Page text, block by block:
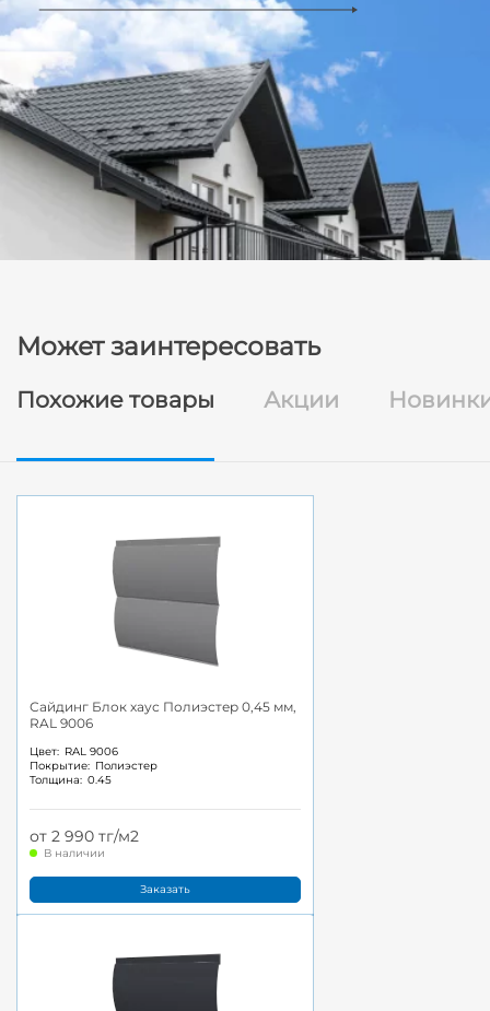
Может заинтересовать
Похожие товары Акции
Сайдинг Блок хаус Полиэстер 0,45 мм,
RAL 9006
Цвет: RAL 9006
Покрытие: Полиэстер
Толщина: 0.45
от 2 990 тг/м2
В наличии
Заказать